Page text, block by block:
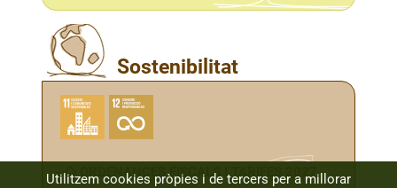
Sostenibilitat
ORDENANCES FISCALS I TARIFES 2027
Utilitzem cookies pròpies i de tercers per a millorar